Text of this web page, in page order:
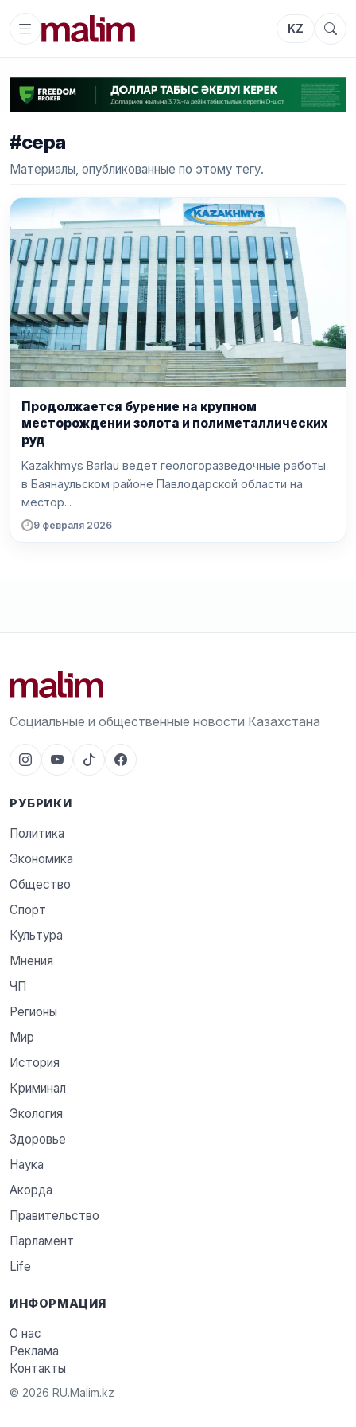
KZ
#сера
Материалы, опубликованные по этому тегу.
Продолжается бурение на крупном
месторождении золота и полиметаллических
руд
Kazakhmys Barlau ведет геологоразведочные работы
в Баянаульском районе Павлодарской области на
местор...
9 февраля 2026
Социальные и общественные новости Казахстана
РУБРИКИ
Политика
Экономика
Общество
Спорт
Культура
Мнения
ЧП
Регионы
Мир
История
Криминал
Экология
Здоровье
Наука
Акорда
Правительство
Парламент
Life
ИНФОРМАЦИЯ
О нас
Реклама
Контакты
© 2026 RU.Malim.kz